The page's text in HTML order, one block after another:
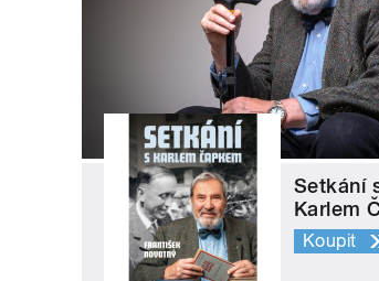
Setkání
Karlem
Koupit